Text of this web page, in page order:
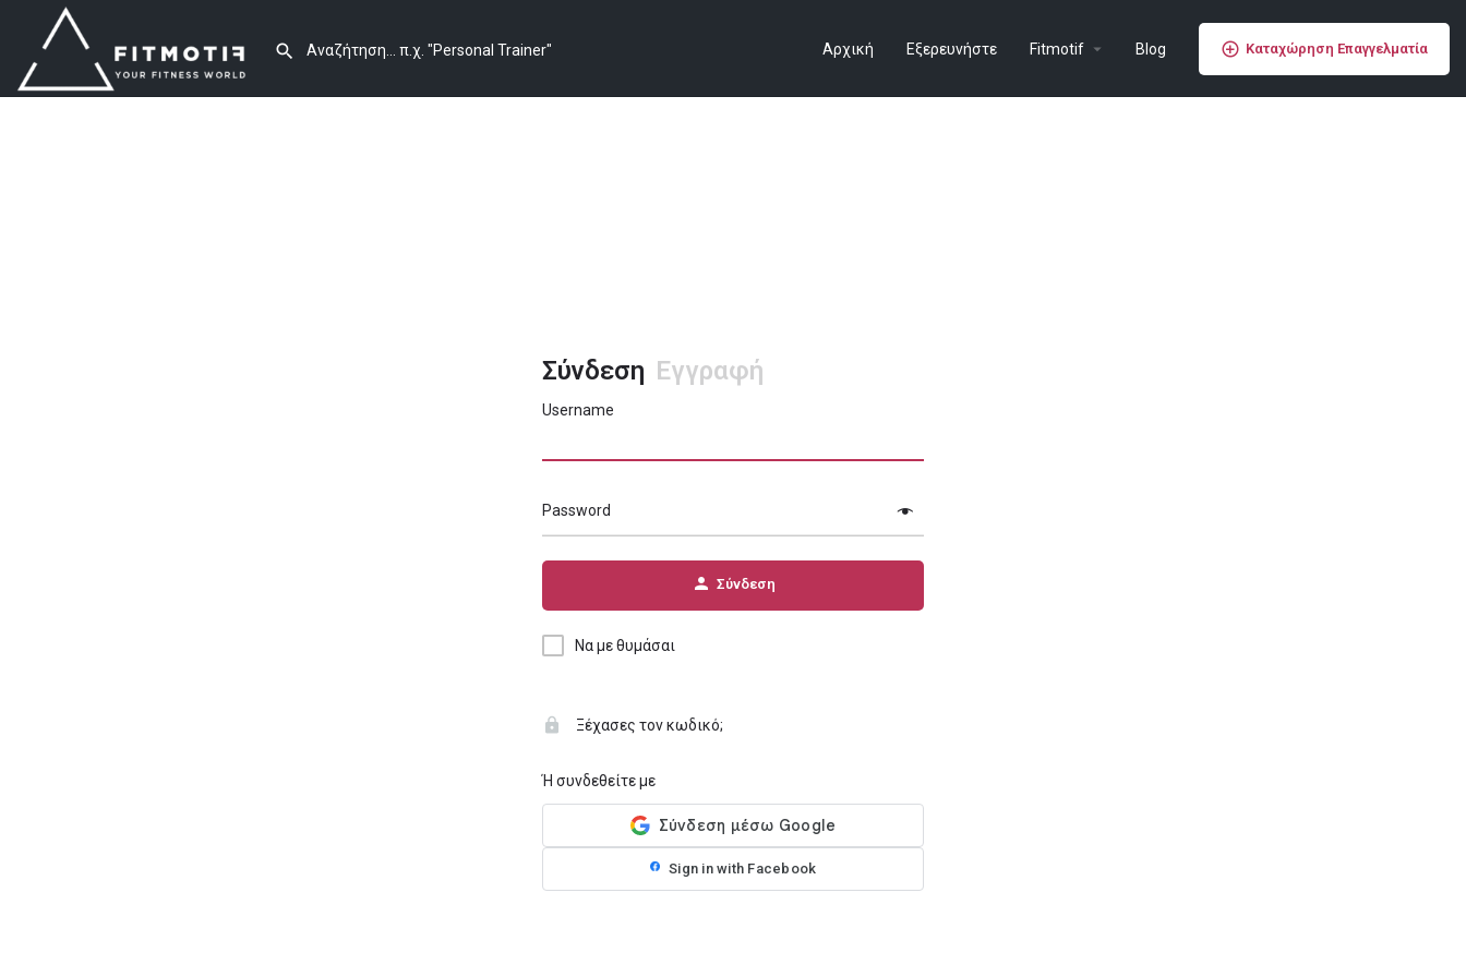
Αρχική Εξερευνήστε Fitmotif Blog Καταχώρηση Επαγγελματία
Σύνδεση Εγγραφή
Username
Password
Σύνδεση
Να με θυμάσαι
Ξέχασες τον κωδικό;
Ή συνδεθείτε με
Sign in with Facebook